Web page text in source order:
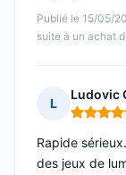
Publié le 15/05/
suite à un achat
L
Ludovic
Note : 5
Rapide
des jeux de